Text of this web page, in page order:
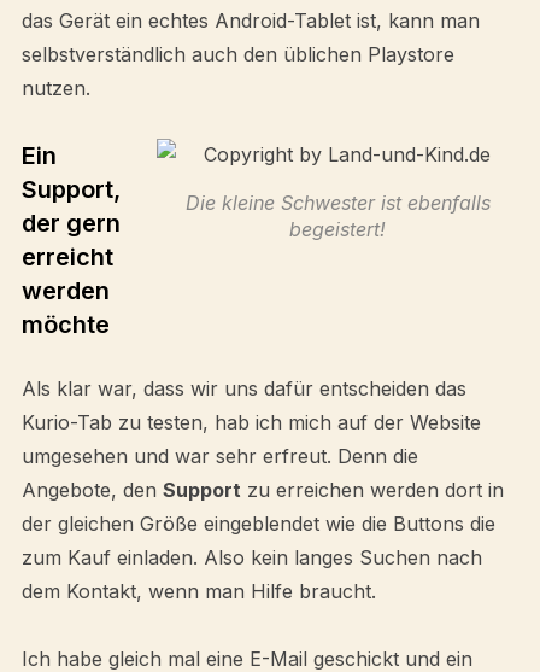
das Gerät ein echtes Android-Tablet ist, kann man
selbstverständlich auch den üblichen Playstore
nutzen.
Die kleine Schwester ist ebenfalls
begeistert!
Ein
Support,
der gern
erreicht
werden
möchte
Als klar war, dass wir uns dafür entscheiden das
Kurio-Tab zu testen, hab ich mich auf der Website
umgesehen und war sehr erfreut. Denn die
Angebote, den Support zu erreichen werden dort in
der gleichen Größe eingeblendet wie die Buttons die
zum Kauf einladen. Also kein langes Suchen nach
dem Kontakt, wenn man Hilfe braucht.
Ich habe gleich mal eine E-Mail geschickt und ein